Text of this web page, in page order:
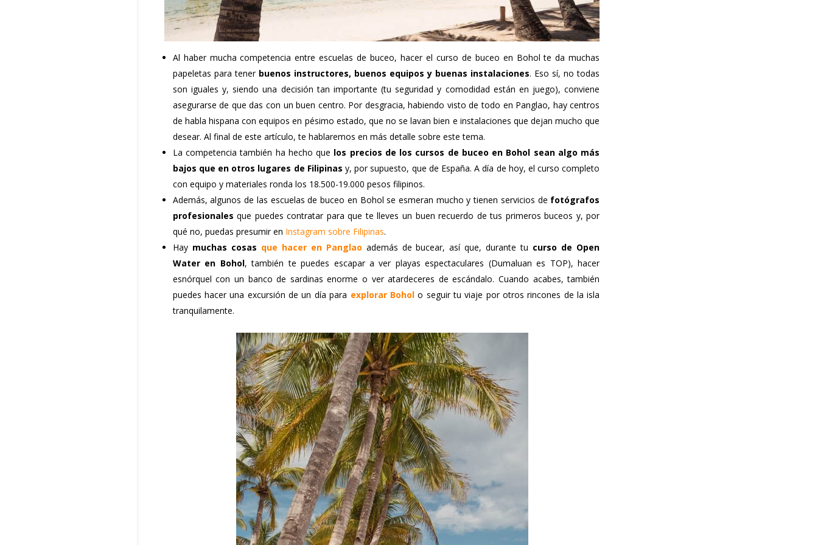
Al haber mucha competencia entre escuelas de buceo, hacer el curso de buceo en Bohol te da muchas
papeletas para tener buenos instructores, buenos equipos y buenas instalaciones. Eso sí, no todas
son iguales y, siendo una decisión tan importante (tu seguridad y comodidad están en juego), conviene
asegurarse de que das con un buen centro. Por desgracia, habiendo visto de todo en Panglao, hay centros
de habla hispana con equipos en pésimo estado, que no se lavan bien e instalaciones que dejan mucho que
desear. Al final de este artículo, te hablaremos en más detalle sobre este tema.
La competencia también ha hecho que los precios de los cursos de buceo en Bohol sean algo más
bajos que en otros lugares de Filipinas y, por supuesto, que de España. A día de hoy, el curso completo
con equipo y materiales ronda los 18.500-19.000 pesos filipinos.
Además, algunos de las escuelas de buceo en Bohol se esmeran mucho y tienen servicios de fotógrafos
profesionales que puedes contratar para que te lleves un buen recuerdo de tus primeros buceos y, por
qué no, puedas presumir en Instagram sobre Filipinas.
Hay muchas cosas que hacer en Panglao además de bucear, así que, durante tu curso de Open
Water en Bohol, también te puedes escapar a ver playas espectaculares (Dumaluan es TOP), hacer
esnórquel con un banco de sardinas enorme o ver atardeceres de escándalo. Cuando acabes, también
puedes hacer una excursión de un día para explorar Boholo seguir tu viaje por otros rincones de la isla
tranquilamente.